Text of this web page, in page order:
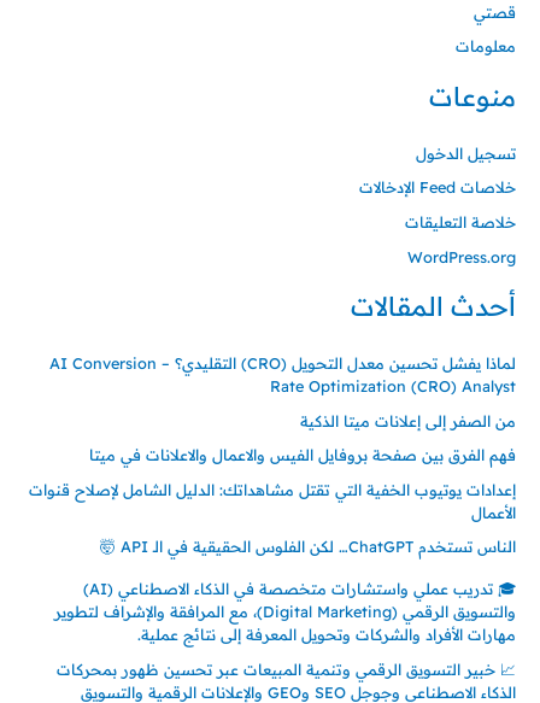
قصتي
معلومات
منوعات
تسجيل الدخول
خلاصات Feed الإدخالات
خلاصة التعليقات
WordPress.org
أحدث المقالات
لماذا يفشل تحسين معدل التحويل (CRO) التقليدي؟ – AI Conversion
Rate Optimization (CRO) Analyst
من الصفر إلى إعلانات ميتا الذكية
فهم الفرق بين صفحة بروفايل الفيس والاعمال والاعلانات في ميتا
إعدادات يوتيوب الخفية التي تقتل مشاهداتك: الدليل الشامل لإصلاح قنوات
الأعمال
الناس تستخدم ChatGPT… لكن الفلوس الحقيقية في الـ API 🤯
🎓 تدريب عملي واستشارات متخصصة في الذكاء الاصطناعي (AI)
والتسويق الرقمي (Digital Marketing)، مع المرافقة والإشراف لتطوير
مهارات الأفراد والشركات وتحويل المعرفة إلى نتائج عملية.
📈 خبير التسويق الرقمي وتنمية المبيعات عبر تحسين ظهور بمحركات
الذكاء الاصطناعي وجوجل SEO وGEO والإعلانات الرقمية والتسويق